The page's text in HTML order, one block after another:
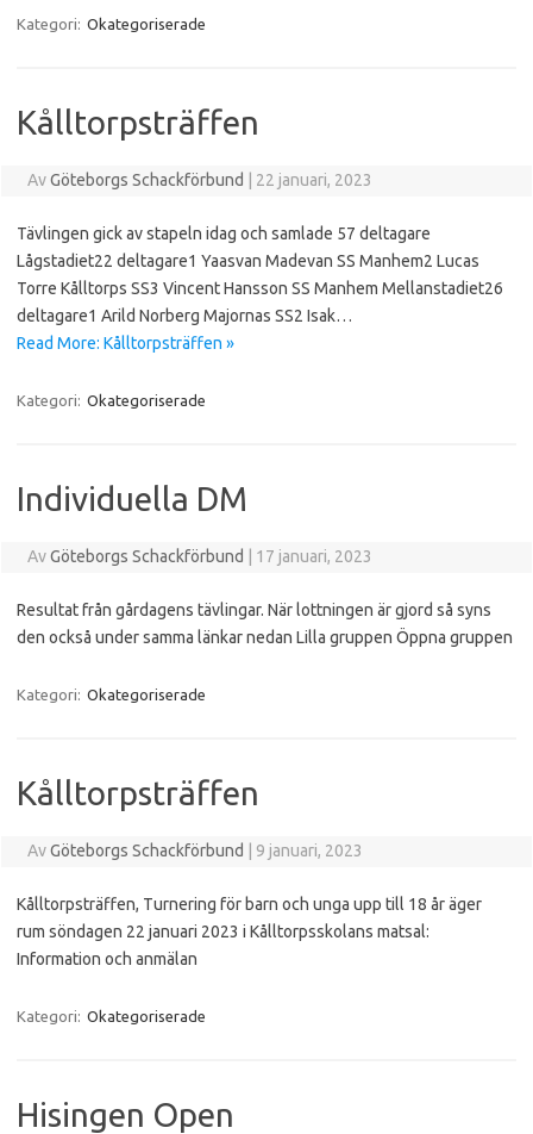
Kategori: Okategoriserade
Kålltorpsträffen
AvGöteborgs Schackförbund 22 januari, 2023
Tävlingen gick av stapeln idag och samlade 57 deltagare
Lågstadiet22 deltagare1 Yaasvan Madevan SS Manhem2 Lucas
Torre Kålltorps SS3 Vincent Hansson SS Manhem Mellanstadiet26
deltagare1 Arild Norberg Majornas SS2 Isak…
Read More: Kålltorpsträffen »
Kategori: Okategoriserade
Individuella DM
AvGöteborgs Schackförbund 17 januari, 2023
Resultat från gårdagens tävlingar. När lottningen är gjord så syns
den också under samma länkar nedan Lilla gruppen Öppna gruppen
Kategori: Okategoriserade
Kålltorpsträffen
AvGöteborgs Schackförbund 9 januari, 2023
Kålltorpsträffen, Turnering för barn och unga upp till 18 år äger
rum söndagen 22 januari 2023 i Kålltorpsskolans matsal:
Information och anmälan
Kategori: Okategoriserade
Hisingen Open